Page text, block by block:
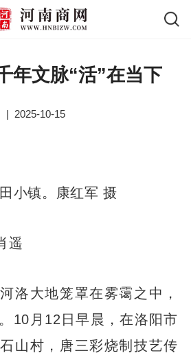
年文脉“活”在当下
| 2025-10-15
小镇。康红军 摄
遥
大地笼罩在雾霭之中，
10月12日早晨，在洛阳市
山村，唐三彩烧制技艺传